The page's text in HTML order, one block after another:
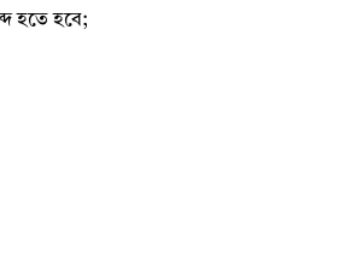
হতে হবে;